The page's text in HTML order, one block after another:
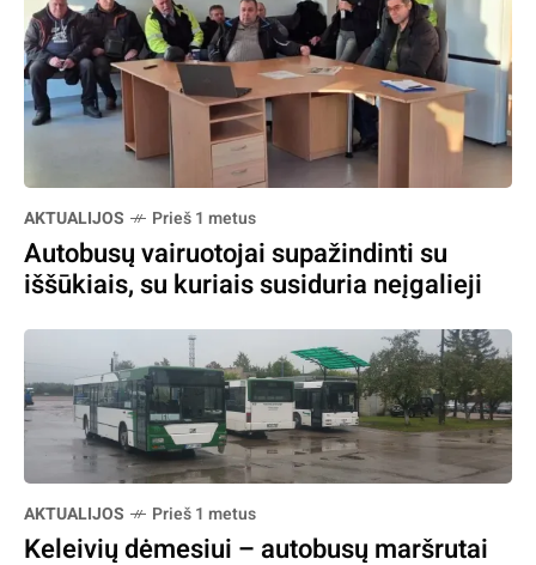
AKTUALIJOS Prieš 1 metus
Autobusų vairuotojai supažindinti su
iššūkiais, su kuriais susiduria neįgalieji
AKTUALIJOS Prieš 1 metus
Keleivių dėmesiui – autobusų maršrutai